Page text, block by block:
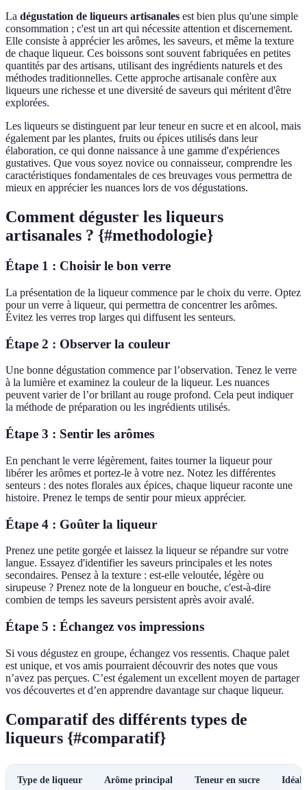
La dégustation de liqueurs artisanales est bien plus qu'une simple
consommation ; c'est un art qui nécessite attention et discernement.
Elle consiste à apprécier les arômes, les saveurs, et même la texture
de chaque liqueur. Ces boissons sont souvent fabriquées en petites
quantités par des artisans, utilisant des ingrédients naturels et des
méthodes traditionnelles. Cette approche artisanale confère aux
liqueurs une richesse et une diversité de saveurs qui méritent d'être
explorées.
Les liqueurs se distinguent par leur teneur en sucre et en alcool, mais
également par les plantes, fruits ou épices utilisés dans leur
élaboration, ce qui donne naissance à une gamme d'expériences
gustatives. Que vous soyez novice ou connaisseur, comprendre les
caractéristiques fondamentales de ces breuvages vous permettra de
mieux en apprécier les nuances lors de vos dégustations.
Comment déguster les liqueurs
artisanales ? {#methodologie}
Étape 1 : Choisir le bon verre
La présentation de la liqueur commence par le choix du verre. Optez
pour un verre à liqueur, qui permettra de concentrer les arômes.
Évitez les verres trop larges qui diffusent les senteurs.
Étape 2 : Observer la couleur
Une bonne dégustation commence par l’observation. Tenez le verre
à la lumière et examinez la couleur de la liqueur. Les nuances
peuvent varier de l’or brillant au rouge profond. Cela peut indiquer
la méthode de préparation ou les ingrédients utilisés.
Étape 3 : Sentir les arômes
En penchant le verre légèrement, faites tourner la liqueur pour
libérer les arômes et portez-le à votre nez. Notez les différentes
senteurs : des notes florales aux épices, chaque liqueur raconte une
histoire. Prenez le temps de sentir pour mieux apprécier.
Étape 4 : Goûter la liqueur
Prenez une petite gorgée et laissez la liqueur se répandre sur votre
langue. Essayez d'identifier les saveurs principales et les notes
secondaires. Pensez à la texture : est-elle veloutée, légère ou
sirupeuse ? Prenez note de la longueur en bouche, c'est-à-dire
combien de temps les saveurs persistent après avoir avalé.
Étape 5 : Échangez vos impressions
Si vous dégustez en groupe, échangez vos ressentis. Chaque palet
est unique, et vos amis pourraient découvrir des notes que vous
n’avez pas perçues. C’est également un excellent moyen de partager
vos découvertes et d’en apprendre davantage sur chaque liqueur.
Comparatif des différents types de
liqueurs {#comparatif}
Type de liqueur Arôme principal Teneur en sucre Idéal